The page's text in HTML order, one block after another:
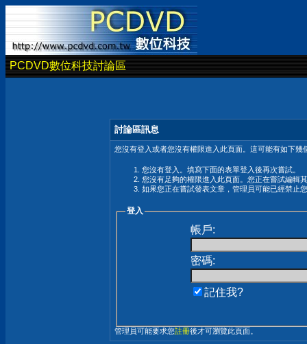
PCDVD數位科技討論區
討論區訊息
您沒有登入或者您沒有權限進入此頁面。這可能有如下幾
您沒有登入。填寫下面的表單登入後再次嘗試。
您沒有足夠的權限進入此頁面。您正在嘗試編輯
如果您正在嘗試發表文章，管理員可能已經禁止
登入
帳戶:
密碼:
記住我?
管理員可能要求您註冊後才可瀏覽此頁面。